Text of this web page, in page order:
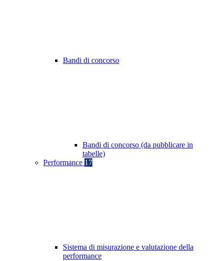
Bandi di concorso
Bandi di concorso (da pubblicare in
tabelle)
Performance 17
Sistema di misurazione e valutazione della
performance